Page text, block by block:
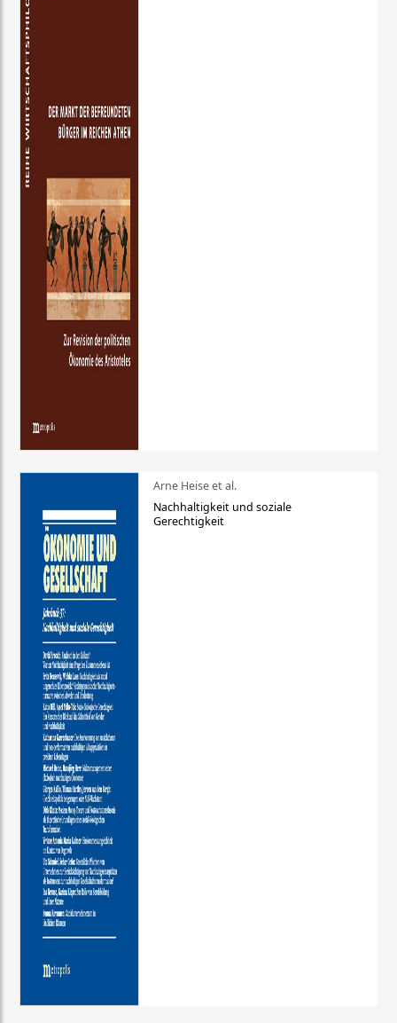
Arne Heise et al.
Nachhaltigkeit und soziale
Gerechtigkeit